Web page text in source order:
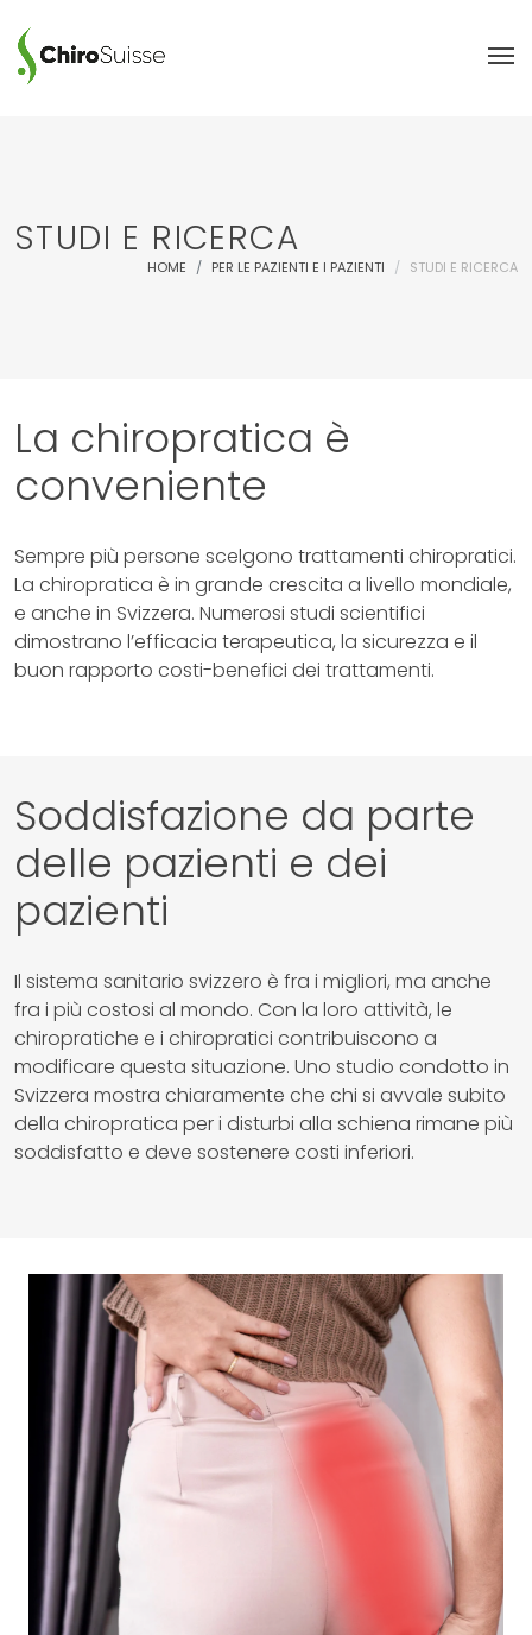
STUDI E RICERCA
HOME PER LE PAZIENTI E I PAZIENTI STUDI E RICERCA
La chiropratica è
conveniente
Sempre più persone scelgono trattamenti chiropratici.
La chiropratica è in grande crescita a livello mondiale,
e anche in Svizzera. Numerosi studi scientifici
dimostrano l’efficacia terapeutica, la sicurezza e il
buon rapporto costi-benefici dei trattamenti.
Soddisfazione da parte
delle pazienti e dei
pazienti
Il sistema sanitario svizzero è fra i migliori, ma anche
fra i più costosi al mondo. Con la loro attività, le
chiropratiche e i chiropratici contribuiscono a
modificare questa situazione. Uno studio condotto in
Svizzera mostra chiaramente che chi si avvale subito
della chiropratica per i disturbi alla schiena rimane più
soddisfatto e deve sostenere costi inferiori.